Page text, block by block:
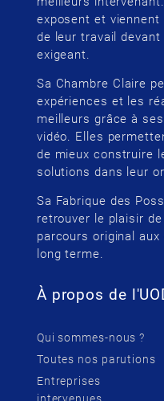
exposent et
de leur travail
exigeant.
Sa Chambre Claire
expériences et les
meilleurs grâce à
vidéo. Elles
de mieux construire
solutions dans leur
Sa Fabrique des
retrouver le plaisir
parcours original
long terme.
À propos de
Qui sommes-nous ?
Toutes nos parutions
Entreprises